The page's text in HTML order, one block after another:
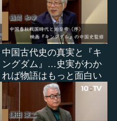
中国古代史の真実と『キ
ングダム』…史実がわか
れば物語はもっと面白い